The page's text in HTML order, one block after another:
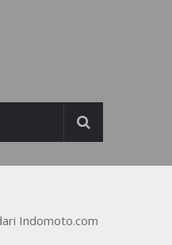
Indomoto.com